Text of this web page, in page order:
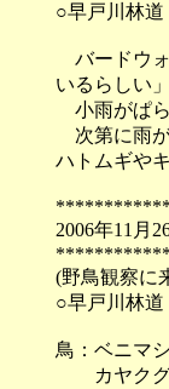
○早戸川林
バードウォ
いるらしい
小雨がぱ
次第に雨が
ハトムギや
2006年
(野鳥観察に
○早戸川林道
鳥：ベニマ
カヤクグ